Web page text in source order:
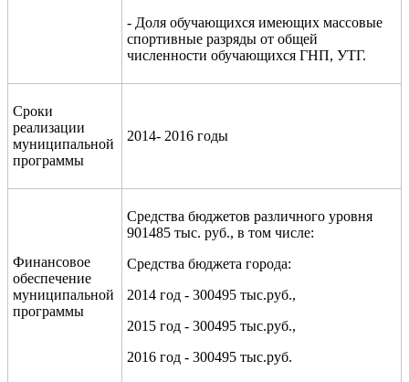
- Доля обучающихся имеющих массовые
спортивные разряды от общей
численности обучающихся ГНП, УТГ.
Сроки
реализации
муниципальной
программы
2014- 2016 годы
Финансовое
обеспечение
муниципальной
программы
Средства бюджетов различного уровня
901485 тыс. руб., в том числе:
Средства бюджета города:
2014 год - 300495 тыс.руб.,
2015 год - 300495 тыс.руб.,
2016 год - 300495 тыс.руб.